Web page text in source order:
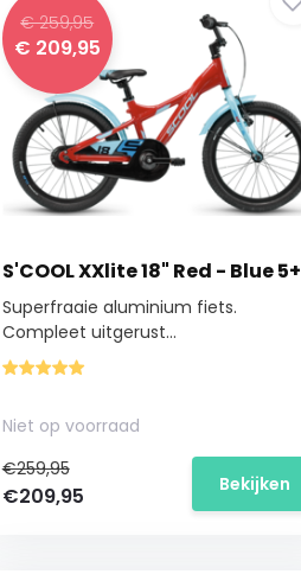
€ 259,95
€ 209,95
S'COOL XXlite 18" Red - Blue 5+
Superfraaie aluminium fiets.
Compleet uitgerust...
Niet op voorraad
€259,95
€209,95 Bekijken